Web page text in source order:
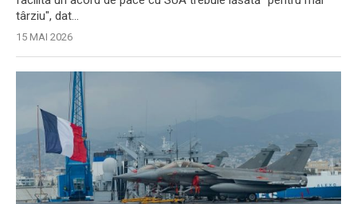
târziu", dat...
15 MAI 2026